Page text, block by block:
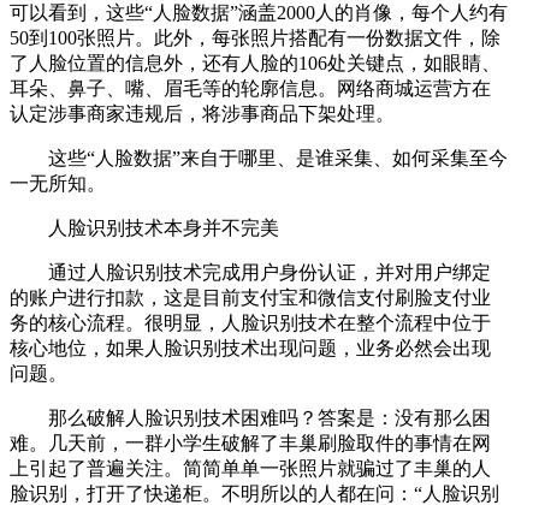
可以看到，这些“人脸数据”涵盖2000人的肖像，每个人约有
50到100张照片。此外，每张照片搭配有一份数据文件，除
了人脸位置的信息外，还有人脸的106处关键点，如眼睛、
耳朵、鼻子、嘴、眉毛等的轮廓信息。网络商城运营方在
认定涉事商家违规后，将涉事商品下架处理。
这些“人脸数据”来自于哪里、是谁采集、如何采集至今
一无所知。
人脸识别技术本身并不完美
通过人脸识别技术完成用户身份认证，并对用户绑定
的账户进行扣款，这是目前支付宝和微信支付刷脸支付业
务的核心流程。很明显，人脸识别技术在整个流程中位于
核心地位，如果人脸识别技术出现问题，业务必然会出现
问题。
那么破解人脸识别技术困难吗？答案是：没有那么困
难。几天前，一群小学生破解了丰巢刷脸取件的事情在网
上引起了普遍关注。简简单单一张照片就骗过了丰巢的人
脸识别，打开了快递柜。不明所以的人都在问：“人脸识别